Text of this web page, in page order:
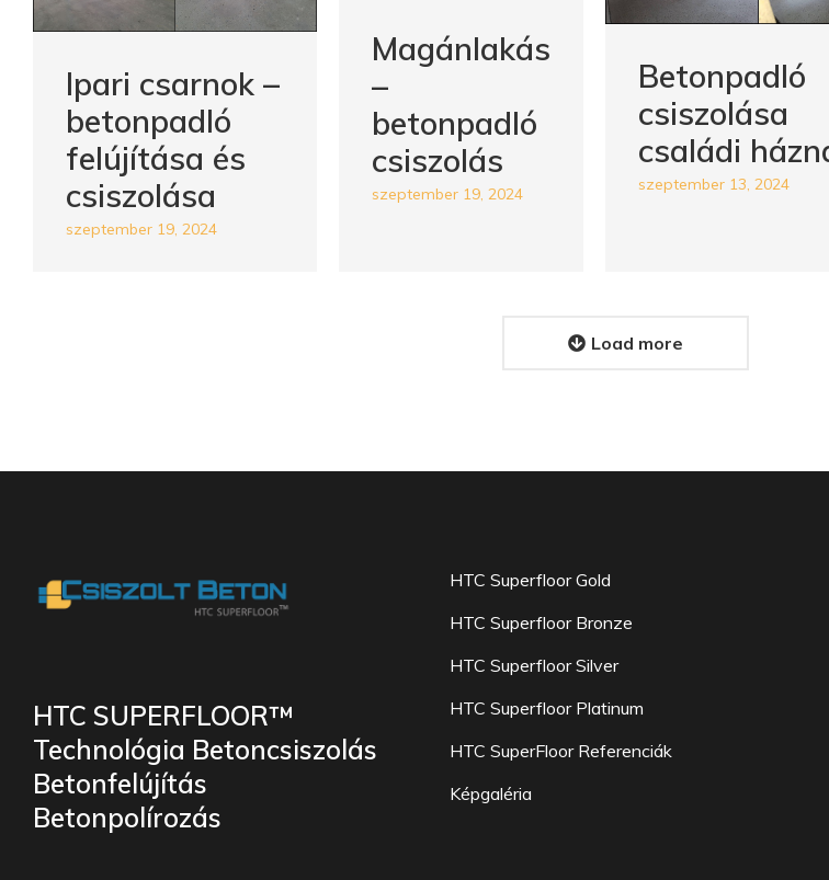
Ipari csarnok –
betonpadló
felújítása és
csiszolása
szeptember 19, 2024
Magánlakás
–
betonpadló
csiszolás
szeptember 19, 2024
Betonpadló
csiszolása
családi
szeptember 13, 2024
Load more
HTC SUPERFLOOR™
Technológia Betoncsiszolás
Betonfelújítás
Betonpolírozás
HTC Superfloor Gold
HTC Superfloor Bronze
HTC Superfloor Silver
HTC Superfloor Platinum
HTC SuperFloor Referenciák
Képgaléria